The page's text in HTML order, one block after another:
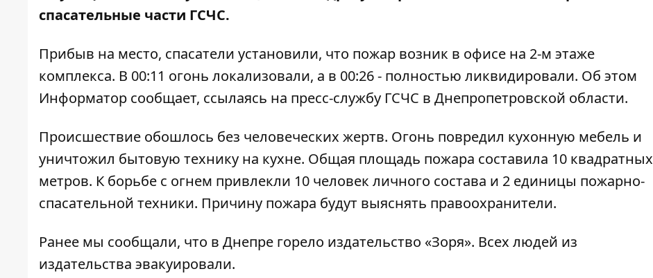
спасательные части ГСЧС.
Прибыв на место, спасатели установили, что пожар возник в офисе на 2-м этаже
комплекса. В 00:11 огонь локализовали, а в 00:26 - полностью ликвидировали. Об этом
Информатор сообщает, ссылаясь на пресс-службу ГСЧС в Днепропетровской области.
Происшествие обошлось без человеческих жертв. Огонь повредил кухонную мебель и
уничтожил бытовую технику на кухне. Общая площадь пожара составила 10 квадратных
метров. К борьбе с огнем привлекли 10 человек личного состава и 2 единицы пожарно-
спасательной техники. Причину пожара будут выяснять правоохранители.
Ранее мы сообщали, что в Днепре горело издательство «Зоря». Всех людей из
издательства эвакуировали.